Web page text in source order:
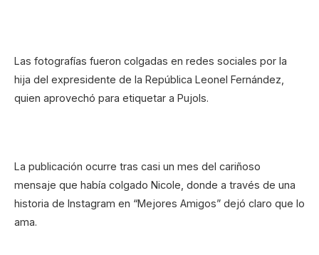
Las fotografías fueron colgadas en redes sociales por la
hija del expresidente de la República Leonel Fernández,
quien aprovechó para etiquetar a Pujols.
La publicación ocurre tras casi un mes del cariñoso
mensaje que había colgado Nicole, donde a través de una
historia de Instagram en “Mejores Amigos” dejó claro que lo
ama.